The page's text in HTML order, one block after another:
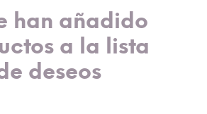
han añadido
a la lista
deseos